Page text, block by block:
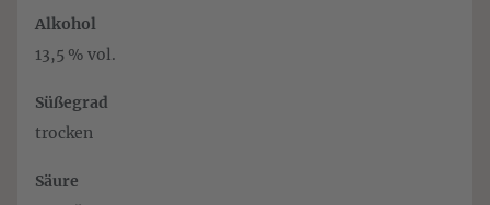
Alkohol
13,5 % vol.
Süßegrad
trocken
Säure